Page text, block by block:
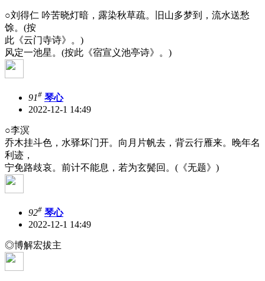
○刘得仁 吟苦晓灯暗，露染秋草疏。旧山多梦到，流水送愁
馀。(按
此《云门寺诗》。)
风定一池星。(按此《宿宣义池亭诗》。)
91# 琴心
2022-12-1 14:49
○李溟
乔木挂斗色，水驿坏门开。向月片帆去，背云行雁来。晚年名
利迹，
宁免路歧哀。前计不能息，若为玄鬓回。(《无题》)
92# 琴心
2022-12-1 14:49
◎博解宏拔主